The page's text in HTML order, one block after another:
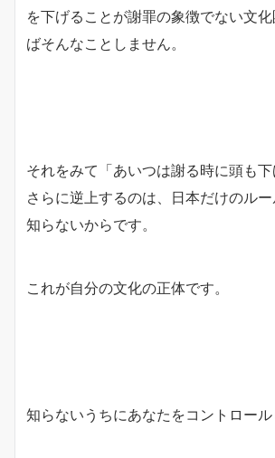
を下げることが謝罪の象徴でない文
ばそんなことしません。
それをみて「あいつは謝る時に頭も
さらに逆上するのは、日本だけのル
知らないからです。
これが自分の文化の正体です。
知らないうちにあなたをコントロール